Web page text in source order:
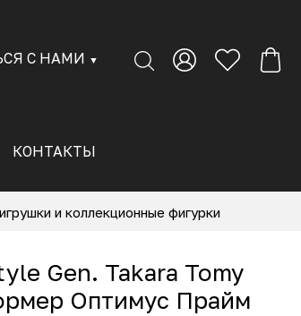
С НАМИ ▼
КОНТАКТЫ
и коллекционные фигурки
Gen. Takara Tomy
Оптимус Прайм